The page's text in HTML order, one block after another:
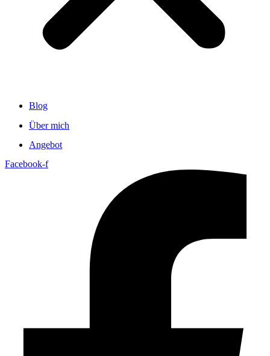
Blog
Über mich
Angebot
Facebook-f